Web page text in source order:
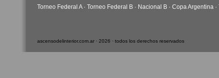
Torneo Federal A· Torneo Federal B · Nacional B · Copa Argentina ·
ascensodelinterior.com.ar · 2026 · todos los derechos reservados